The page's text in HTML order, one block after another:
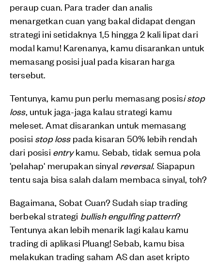
peraup cuan. Para trader dan analis
menargetkan cuan yang bakal didapat dengan
strategi ini setidaknya 1,5 hingga 2 kali lipat dari
modal kamu! Karenanya, kamu disarankan untuk
memasang posisi jual pada kisaran harga
tersebut.
Tentunya, kamu pun perlu memasang posisi stop
loss, untuk jaga-jaga kalau strategi kamu
meleset. Amat disarankan untuk memasang
posisi stop losspada kisaran 50% lebih rendah
dari posisi entrykamu. Sebab, tidak semua pola
'pelahap' merupakan sinyal reversal. Siapapun
tentu saja bisa salah dalam membaca sinyal, toh?
Bagaimana, Sobat Cuan? Sudah siap trading
berbekal strategi bullish engulfing pattern?
Tentunya akan lebih menarik lagi kalau kamu
trading di aplikasi Pluang! Sebab, kamu bisa
melakukan trading saham AS dan aset kripto